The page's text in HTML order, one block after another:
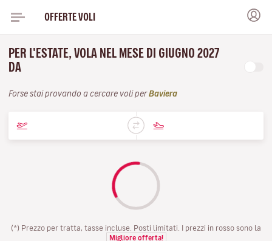
OFFERTE VOLI
PER L'ESTATE, VOLA NEL MESE DI GIUGNO 2027
DA
Forse stai provando a cercare voli perBaviera
(*) Prezzo per tratta, tasse incluse. Posti limitati. I prezzi in rosso sono la
Migliore offerta!